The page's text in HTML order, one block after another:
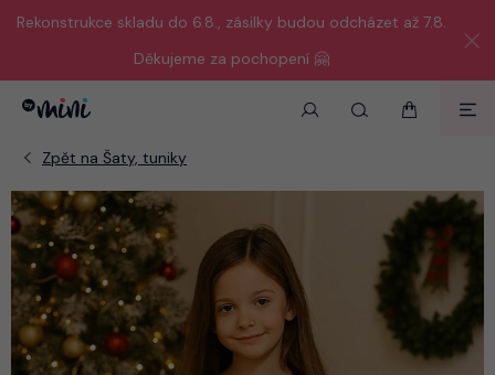
Rekonstrukce skladu do 6.8., zásilky budou odcházet až 7.8.
Děkujeme za pochopení 🤗